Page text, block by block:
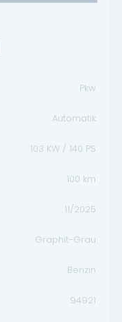
Pkw
Automatik
103 KW / 140 PS
100 km
11/2025
Graphit-Grau
Benzin
94921